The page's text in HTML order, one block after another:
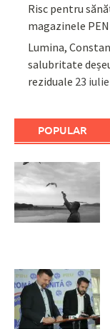
Risc pentru
magazinele
Lumina,
salubritate
reziduale 23
POPULAR